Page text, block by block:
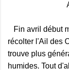
Fin avril début
récolter l'Ail des
trouve plus
humides. Tout